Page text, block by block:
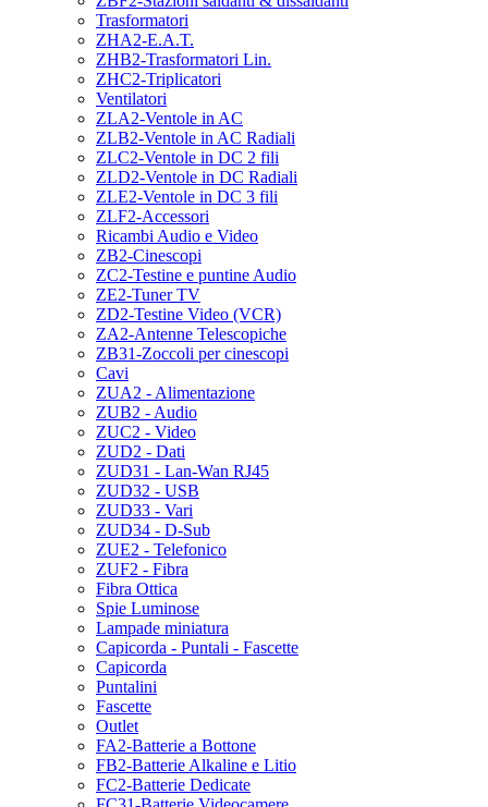
Trasformatori
ZHA2-E.A.T.
ZHB2-Trasformatori Lin.
ZHC2-Triplicatori
Ventilatori
ZLA2-Ventole in AC
ZLB2-Ventole in AC Radiali
ZLC2-Ventole in DC 2 fili
ZLD2-Ventole in DC Radiali
ZLE2-Ventole in DC 3 fili
ZLF2-Accessori
Ricambi Audio e Video
ZB2-Cinescopi
ZC2-Testine e puntine Audio
ZE2-Tuner TV
ZD2-Testine Video (VCR)
ZA2-Antenne Telescopiche
ZB31-Zoccoli per cinescopi
Cavi
ZUA2 - Alimentazione
ZUB2 - Audio
ZUC2 - Video
ZUD2 - Dati
ZUD31 - Lan-Wan RJ45
ZUD32 - USB
ZUD33 - Vari
ZUD34 - D-Sub
ZUE2 - Telefonico
ZUF2 - Fibra
Fibra Ottica
Spie Luminose
Lampade miniatura
Capicorda - Puntali - Fascette
Capicorda
Puntalini
Fascette
Outlet
FA2-Batterie a Bottone
FB2-Batterie Alkaline e Litio
FC2-Batterie Dedicate